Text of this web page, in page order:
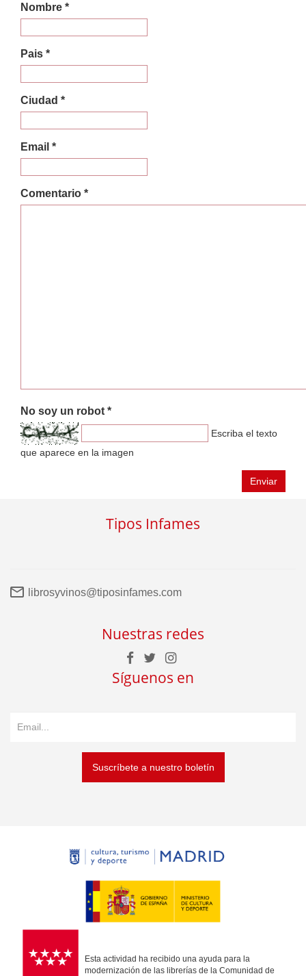
Nombre *
Pais *
Ciudad *
Email *
Comentario *
No soy un robot *
Escriba el texto
que aparece en la imagen
Enviar
Tipos Infames
librosyvinos@tiposinfames.com
Nuestras redes
Síguenos en
Suscríbete a nuestro boletín
Esta actividad ha recibido una ayuda para la
modernización de las librerías de la Comunidad de